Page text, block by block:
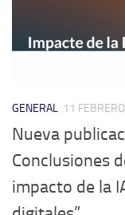
GENERAL 11
Nueva
Conclusiones
impacto de la